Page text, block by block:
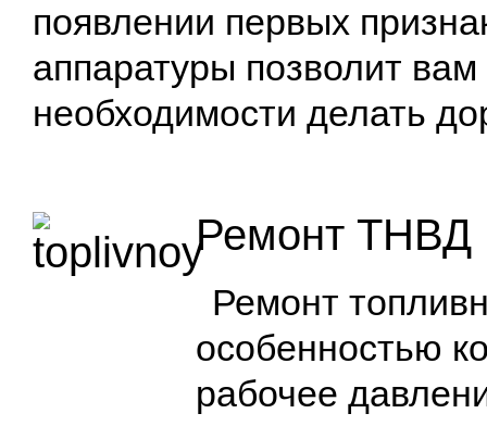
появлении первых
аппаратуры позволит
необходимости делать
Ремонт ТНВД
Ремонт
особенностью
рабочее